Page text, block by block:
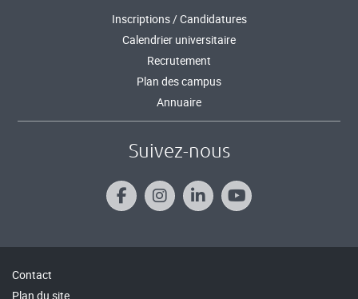
Inscriptions / Candidatures
Calendrier universitaire
Recrutement
Plan des campus
Annuaire
Suivez-nous
Contact
Plan du site